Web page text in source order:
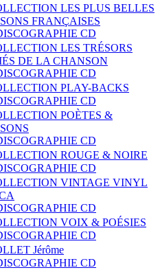
LES PLUS BELLES
FRANÇAISES
CD
LES TRÉSORS
DE LA CHANSON
CD
PLAY-BACKS
CD
POÈTES &
CD
ROUGE & NOIRE
CD
VINTAGE VINYL
CD
VOIX & POÉSIES
CD
Jérôme
CD